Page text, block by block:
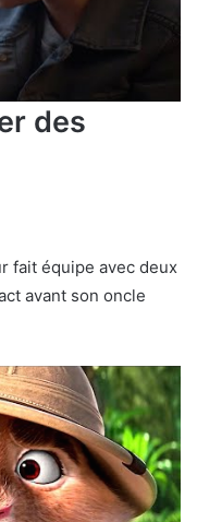
des
fait équipe avec deux
avant son oncle